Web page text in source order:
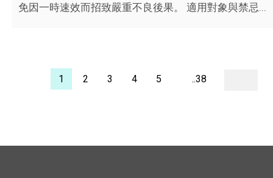
免因一時速效而招致嚴重不良後果。 適用對象與禁忌...
1 2 3 4 5 ..38